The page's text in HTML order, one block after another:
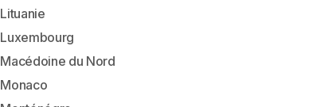
Lituanie
Luxembourg
Macédoine du Nord
Monaco